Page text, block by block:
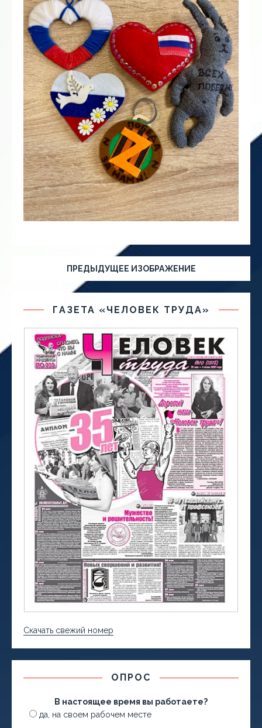
ПРЕДЫДУЩЕЕ ИЗОБРАЖЕНИЕ
ГАЗЕТА «ЧЕЛОВЕК ТРУДА»
Скачать свежий номер
ОПРОС
В настоящее время вы работаете?
да, на своем рабочем месте